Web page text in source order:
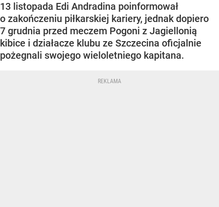
13 listopada Edi Andradina poinformował
o zakończeniu piłkarskiej kariery, jednak dopiero
7 grudnia przed meczem Pogoni z Jagiellonią
kibice i działacze klubu ze Szczecina oficjalnie
pożegnali swojego wieloletniego kapitana.